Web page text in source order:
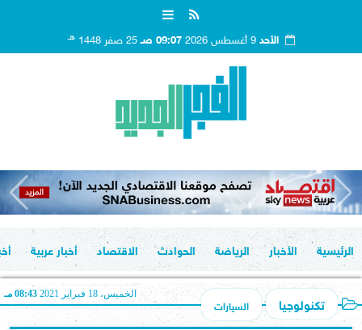
الأحد9 أغسطس 2026 09:07 صـ 25 صفر 1448 هـ
الرئيسية الأخبار الرياضة الحوادث الاقتصاد أخبار عربية
تكنولوجيا السيارات
الخميس، 18 فبراير 2021 08:43 مـ